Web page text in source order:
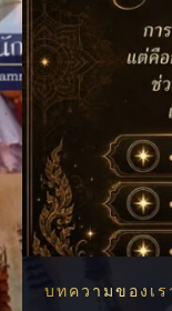
บทความของเร